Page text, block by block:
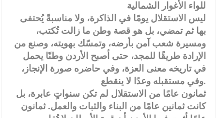
للواء الأغوار الشمالية
ليس الاستقلال يومًا في الذاكرة، ولا مناسبةً يُحتفى
بها ثم تمضي، بل هو قصة وطن ما زالت تُكتب،
ومسيرة شعب آمن بأرضه، وتمسّك بهويته، وصنع من
الإرادة طريقًا للمجد، حتى أصبح الأردن وطنًا يحمل
في تاريخه معنى العزة، وفي حاضره صورة الإنجاز،
وفي مستقبله وعدًا لا ينقطع.
ثمانون عامًا من الاستقلال لم تكن سنواتٍ عابرة، بل
كانت ثمانين عامًا من البناء والثبات والعمل. ثمانون